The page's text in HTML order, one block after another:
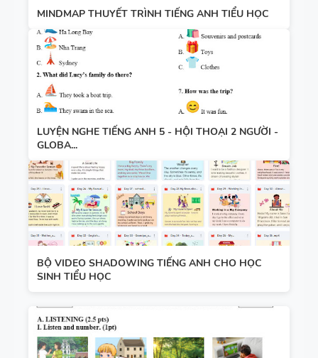
MINDMAP THUYẾT TRÌNH TIẾNG ANH TIỂU HỌC
LUYỆN NGHE TIẾNG ANH 5 - HỘI THOẠI 2 NGƯỜI -
GLOBA...
BỘ VIDEO SHADOWING TIẾNG ANH CHO HỌC
SINH TIỂU HỌC